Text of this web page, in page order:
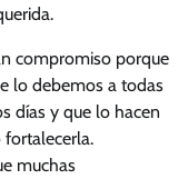
compromiso porque
lo debemos a todas
días y que lo hacen
fortalecerla.
muchas